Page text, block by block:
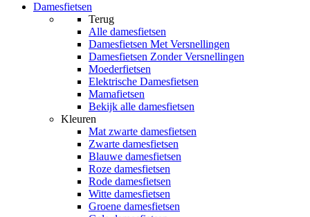
Damesfietsen
Terug
Alle damesfietsen
Damesfietsen Met Versnellingen
Damesfietsen Zonder Versnellingen
Moederfietsen
Elektrische Damesfietsen
Mamafietsen
Bekijk alle damesfietsen
Kleuren
Mat zwarte damesfietsen
Zwarte damesfietsen
Blauwe damesfietsen
Roze damesfietsen
Rode damesfietsen
Witte damesfietsen
Groene damesfietsen